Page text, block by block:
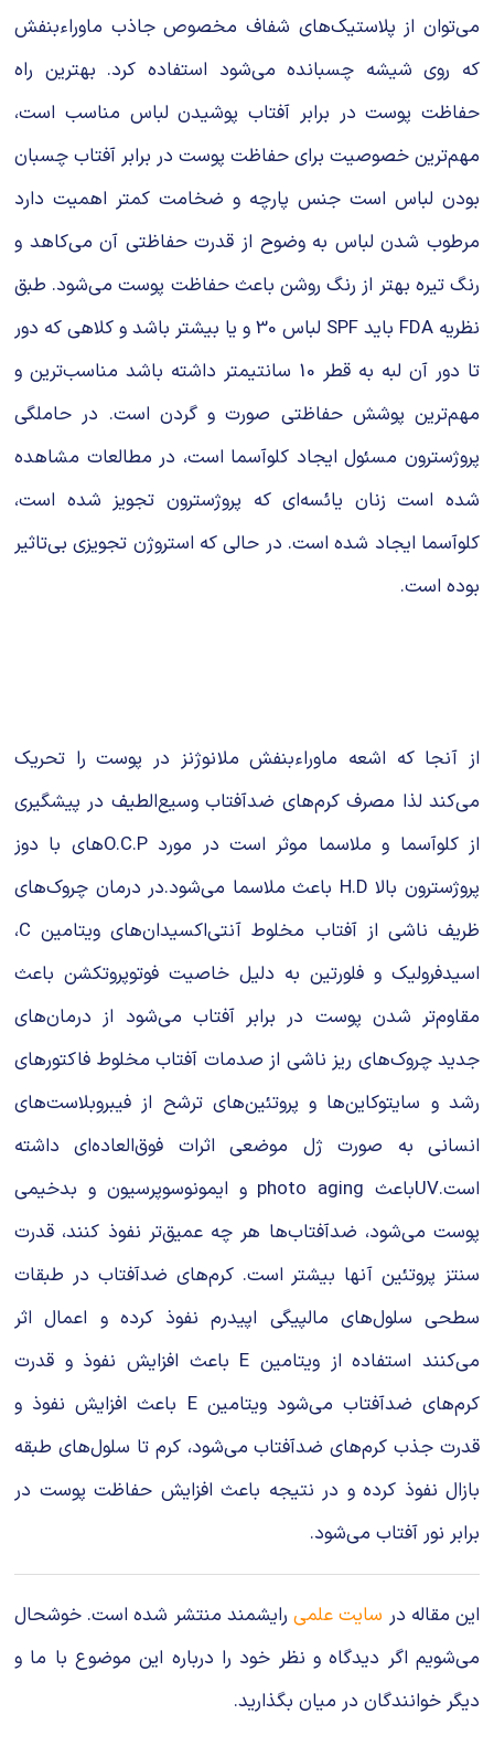
می‌توان از پلاستیک‌های شفاف مخصوص جاذب ماوراءبنفش
که روی شیشه چسبانده می‌شود استفاده کرد. بهترین راه
حفاظت پوست در برابر آفتاب پوشیدن لباس مناسب است،
مهم‌ترین خصوصیت برای حفاظت پوست در برابر آفتاب چسبان
بودن لباس است جنس پارچه و ضخامت کمتر اهمیت دارد
مرطوب شدن لباس به وضوح از قدرت حفاظتی آن می‌کاهد و
رنگ تیره بهتر از رنگ روشن باعث حفاظت پوست می‌شود. طبق
نظریه FDA باید SPF لباس 30 و یا بیشتر باشد و کلاهی که دور
تا دور آن لبه به قطر 10 سانتیمتر داشته باشد مناسب‌ترین و
مهم‌ترین پوشش حفاظتی صورت و گردن است. در حاملگی
پروژسترون مسئول ایجاد کلوآسما است، در مطالعات مشاهده
شده است زنان یائسه‌ای که پروژسترون تجویز شده است،
کلوآسما ایجاد شده است. در حالی که استروژن تجویزی بی‌تاثیر
بوده است.
از آنجا که اشعه ماوراءبنفش ملانوژنز در پوست را تحریک
می‌کند لذا مصرف کرم‌های ضدآفتاب وسیع‌الطیف در پیشگیری
از کلوآسما و ملاسما موثر است در مورد O.C.Pهای با دوز
پروژسترون بالا H.D باعث ملاسما می‌شود.در درمان چروک‌های
ظریف ناشی از آفتاب مخلوط آنتی‌اکسیدان‌های ویتامین C،
اسیدفرولیک و فلورتین به دلیل خاصیت فوتوپروتکشن باعث
مقاوم‌تر شدن پوست در برابر آفتاب می‌شود از درمان‌های
جدید چروک‌های ریز ناشی از صدمات آفتاب مخلوط فاکتورهای
رشد و سایتوکاین‌ها و پروتئین‌های ترشح از فیبروبلاست‌های
انسانی به صورت ژل موضعی اثرات فوق‌العاده‌ای داشته
است.UVباعث photo aging و ایمونوسوپرسیون و بدخیمی
پوست می‌شود، ضدآفتاب‌‌ها هر چه عمیق‌تر نفوذ کنند، قدرت
سنتز پروتئین‌ آنها بیشتر است. کرم‌های ضدآفتاب در طبقات
سطحی سلول‌های مالپیگی اپیدرم نفوذ کرده و اعمال اثر
می‌کنند استفاده از ویتامین E باعث افزایش نفوذ و قدرت
کرم‌های ضدآفتاب می‌شود ویتامین E باعث افزایش نفوذ و
قدرت جذب کرم‌های ضدآفتاب می‌شود، کرم تا سلول‌های طبقه
بازال نفوذ کرده و در نتیجه باعث افزایش حفاظت پوست در
برابر نور آفتاب می‌شود.
این مقاله در سایت علمیرایشمند منتشر شده است. خوشحال
می‌شویم اگر دیدگاه و نظر خود را درباره این موضوع با ما و
دیگر خوانندگان در میان بگذارید.